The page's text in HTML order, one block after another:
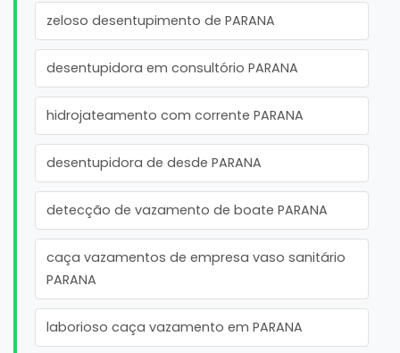
zeloso desentupimento de PARANA
desentupidora em consultório PARANA
hidrojateamento com corrente PARANA
desentupidora de desde PARANA
detecção de vazamento de boate PARANA
caça vazamentos de empresa vaso sanitário
PARANA
laborioso caça vazamento em PARANA